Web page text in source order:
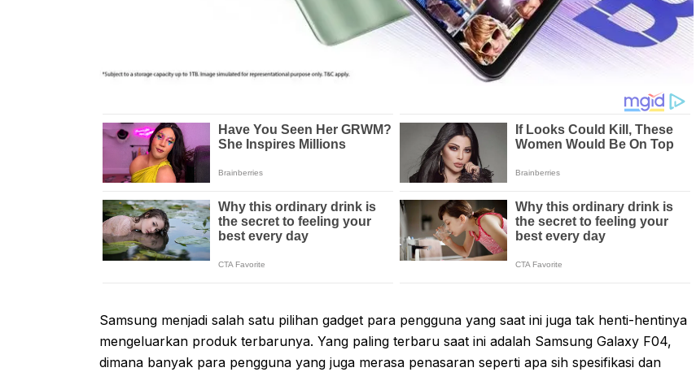
Samsung menjadi salah satu pilihan gadget para pengguna yang saat ini juga tak henti-hentinya
mengeluarkan produk terbarunya. Yang paling terbaru saat ini adalah Samsung Galaxy F04,
dimana banyak para pengguna yang juga merasa penasaran seperti apa sih spesifikasi dan